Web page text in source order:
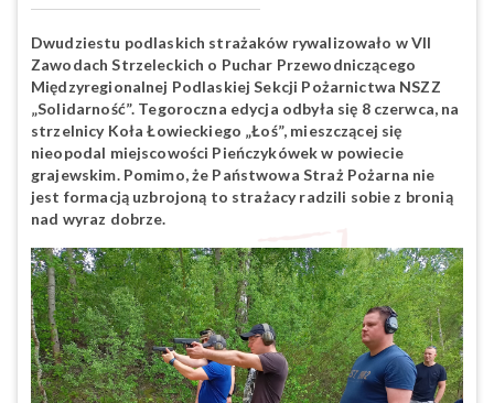
Dwudziestu podlaskich strażaków rywalizowało w VII
Zawodach Strzeleckich o Puchar Przewodniczącego
Międzyregionalnej Podlaskiej Sekcji Pożarnictwa NSZZ
„Solidarność”. Tegoroczna edycja odbyła się 8 czerwca, na
strzelnicy Koła Łowieckiego „Łoś”, mieszczącej się
nieopodal miejscowości Pieńczykówek w powiecie
grajewskim. Pomimo, że Państwowa Straż Pożarna nie
jest formacją uzbrojoną to strażacy radzili sobie z bronią
nad wyraz dobrze.